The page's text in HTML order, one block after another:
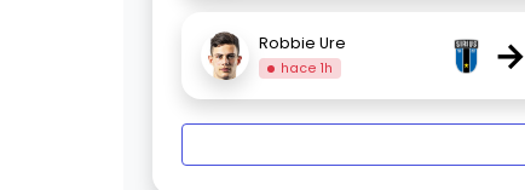
Robbie Ure
hace 1h →